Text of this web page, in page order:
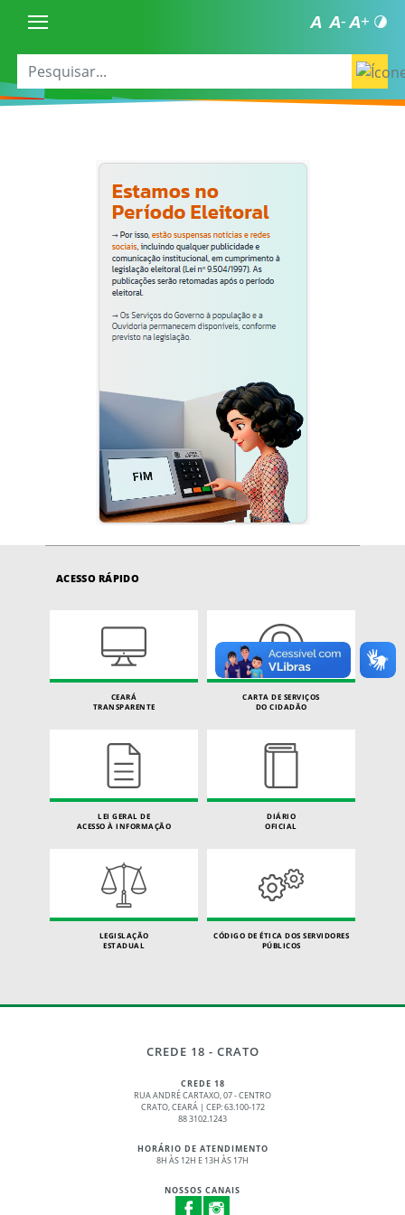
ACESSO RÁPIDO
CEARÁ
TRANSPARENTE
CARTA DE SERVIÇOS
DO CIDADÃO
LEI GERAL DE
ACESSO À INFORMAÇÃO
DIÁRIO
OFICIAL
LEGISLAÇÃO
ESTADUAL
CÓDIGO DE ÉTICA DOS SERVIDORES
PÚBLICOS
CREDE 18 - CRATO
CREDE 18
RUA ANDRÉ CARTAXO, 07 - CENTRO
CRATO, CEARÁ | CEP: 63.100-172
88 3102.1243
HORÁRIO DE ATENDIMENTO
8H ÀS 12H E 13H ÀS 17H
NOSSOS CANAIS